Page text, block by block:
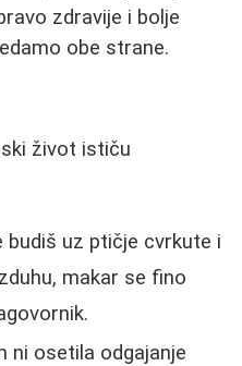
zdravije i bolje
obe strane.
život ističu
budiš uz ptičje cvrkute i
makar se fino
ni osetila odgajanje